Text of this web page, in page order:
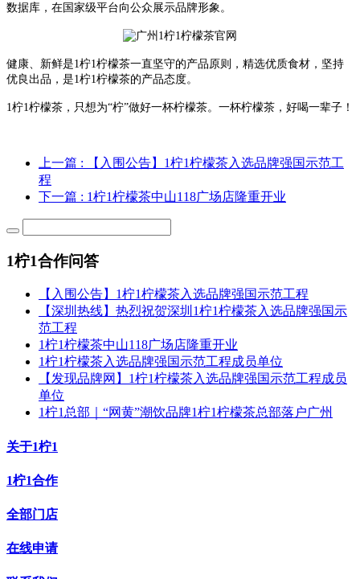
数据库，在国家级平台向公众展示品牌形象。
健康、新鲜是1柠1柠檬茶一直坚守的产品原则，精选优质食材，坚持
优良出品，是1柠1柠檬茶的产品态度。
1柠1柠檬茶，只想为“柠”做好一杯柠檬茶。一杯柠檬茶，好喝一辈子！
上一篇 : 【入围公告】1柠1柠檬茶入选品牌强国示范工
程
下一篇 : 1柠1柠檬茶中山118广场店隆重开业
1柠1合作问答
【入围公告】1柠1柠檬茶入选品牌强国示范工程
【深圳热线】热烈祝贺深圳1柠1柠檬茶入选品牌强国示
范工程
1柠1柠檬茶中山118广场店隆重开业
1柠1柠檬茶入选品牌强国示范工程成员单位
【发现品牌网】1柠1柠檬茶入选品牌强国示范工程成员
单位
1柠1总部｜“网黄”潮饮品牌1柠1柠檬茶总部落户广州
关于1柠1
1柠1合作
全部门店
在线申请